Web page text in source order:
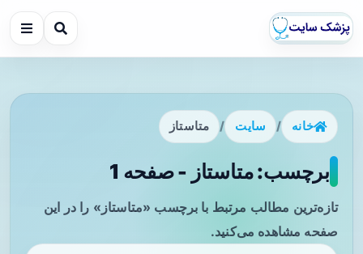
خانه / سایت / متاستاز
برچسب: متاستاز - صفحه 1
تازه‌ترین مطالب مرتبط با برچسب «متاستاز» را در این
صفحه مشاهده می‌کنید.